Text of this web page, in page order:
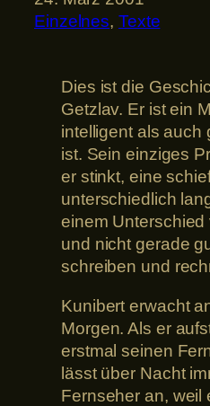
Einzelnes, Texte
Dies ist die
Getzlav. Er ist ein
intelligent als auch
ist. Sein einziges
er stinkt, eine
unterschiedlich
einem Unterschied
und nicht gerade
schreiben und
Kunibert erwacht
Morgen. Als er
erstmal seinen
lässt über Nacht
Fernseher an, weil